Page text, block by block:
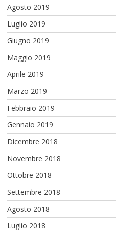
Agosto 2019
Luglio 2019
Giugno 2019
Maggio 2019
Aprile 2019
Marzo 2019
Febbraio 2019
Gennaio 2019
Dicembre 2018
Novembre 2018
Ottobre 2018
Settembre 2018
Agosto 2018
Luglio 2018